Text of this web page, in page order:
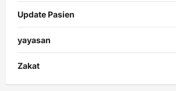
Update Pasien
yayasan
Zakat